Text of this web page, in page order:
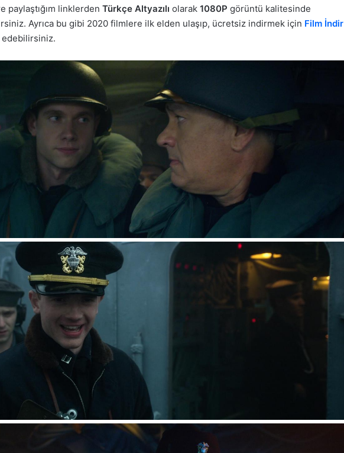
paylaştığım linklerden Türkçe Altyazılı olarak 1080P görüntü kalitesinde
Ayrıca bu gibi 2020 filmlere ilk elden ulaşıp, ücretsiz indirmek için Film İndir
edebilirsiniz.